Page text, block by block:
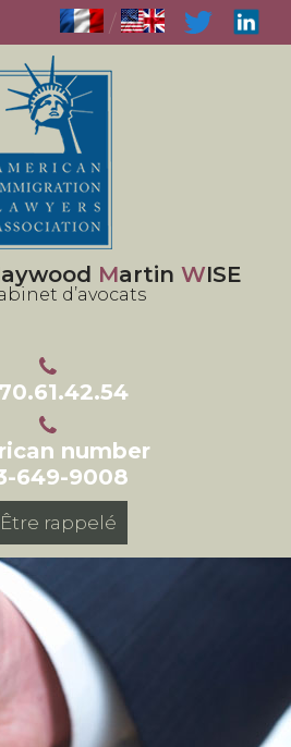
Martin WISE
d’avocats
number
649-9008
Être rappelé
/